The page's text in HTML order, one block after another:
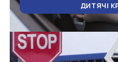
ДИТЯЧІ